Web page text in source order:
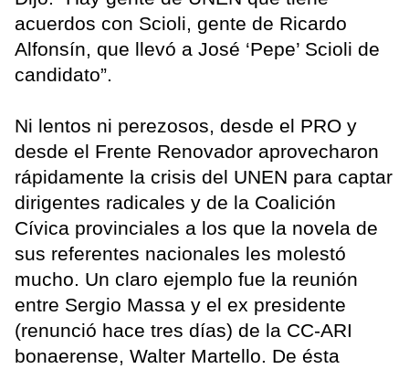
acuerdos con Scioli, gente de Ricardo
Alfonsín, que llevó a José ‘Pepe’ Scioli de
candidato”.
Ni lentos ni perezosos, desde el PRO y
desde el Frente Renovador aprovecharon
rápidamente la crisis del UNEN para captar
dirigentes radicales y de la Coalición
Cívica provinciales a los que la novela de
sus referentes nacionales les molestó
mucho. Un claro ejemplo fue la reunión
entre Sergio Massa y el ex presidente
(renunció hace tres días) de la CC-ARI
bonaerense, Walter Martello. De ésta